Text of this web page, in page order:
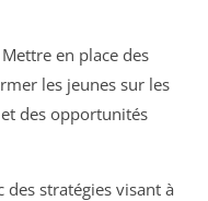
en place des
les jeunes sur les
des opportunités
stratégies visant à